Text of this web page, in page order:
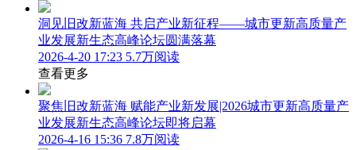
洞见旧改新蓝海 共启产业新征程——城市更新高质量产
业发展新生态高峰论坛圆满落幕
2026-4-20 17:23 5.7万阅读
查看更多
聚焦旧改新蓝海 赋能产业新发展|2026城市更新高质量产
业发展新生态高峰论坛即将启幕
2026-4-16 15:36 7.8万阅读